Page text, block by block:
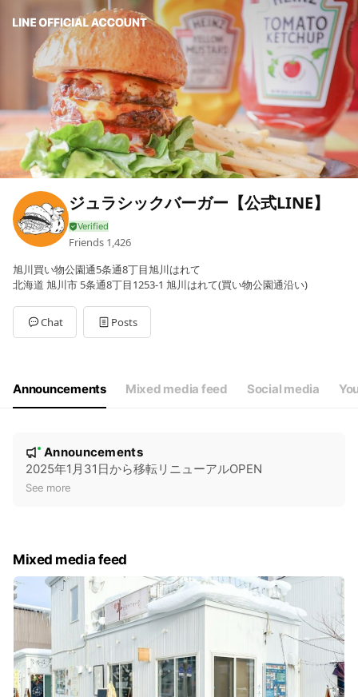
ジュラシックバーガー【公式LINE】
Friends 1,426
旭川買い物公園通5条通8丁目旭川はれて
北海道 旭川市 5条通8丁目1253-1 旭川はれて(買い物公園通沿い)
Chat Posts
Announcements Mixed media feed Social media
e
New
Announcements
2025年1月31日から移転リニューアルOPEN
See more
Mixed media feed